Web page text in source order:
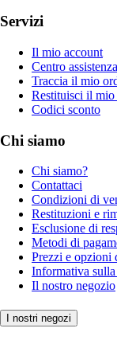
Servizi
Il mio account
Centro assistenza
Traccia il mio
Restituisci il mio
Codici sconto
Chi siamo
Chi siamo?
Contattaci
Condizioni di
Restituzioni e
Esclusione di
Metodi di
Prezzi e opzioni
Informativa
Il nostro negozio
I nostri negozi